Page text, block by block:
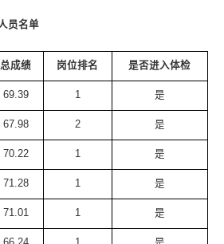
员名单
总成绩 岗位排名 是否进入体检
69.39 1 是
67.98 2 是
70.22 1 是
71.28 1 是
71.01 1 是